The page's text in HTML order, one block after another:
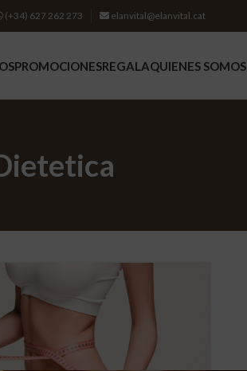
(+34) 627 262 273 elanvital@elanvital.cat
PROMOCIONESREGALAQUIENES SOMOS